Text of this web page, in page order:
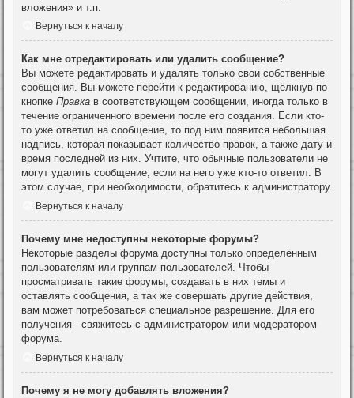
вложения» и т.п.
Вернуться к началу
Как мне отредактировать или удалить сообщение?
Вы можете редактировать и удалять только свои собственные
сообщения. Вы можете перейти к редактированию, щёлкнув по
кнопке Правка в соответствующем сообщении, иногда только в
течение ограниченного времени после его создания. Если кто-
то уже ответил на сообщение, то под ним появится небольшая
надпись, которая показывает количество правок, а также дату и
время последней из них. Учтите, что обычные пользователи не
могут удалить сообщение, если на него уже кто-то ответил. В
этом случае, при необходимости, обратитесь к администратору.
Вернуться к началу
Почему мне недоступны некоторые форумы?
Некоторые разделы форума доступны только определённым
пользователям или группам пользователей. Чтобы
просматривать такие форумы, создавать в них темы и
оставлять сообщения, а так же совершать другие действия,
вам может потребоваться специальное разрешение. Для его
получения - свяжитесь с администратором или модератором
форума.
Вернуться к началу
Почему я не могу добавлять вложения?